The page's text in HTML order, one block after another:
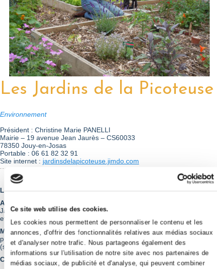
Ce site web utilise des cookies.
Les cookies nous permettent de personnaliser le contenu et les
annonces, d'offrir des fonctionnalités relatives aux médias sociaux
et d'analyser notre trafic. Nous partageons également des
informations sur l'utilisation de notre site avec nos partenaires de
médias sociaux, de publicité et d'analyse, qui peuvent combiner
Les Jardins de la Picoteuse
Environnement
Président : Christine Marie PANELLI
Mairie – 19 avenue Jean Jaurès – CS60033
78350 Jouy-en-Josas
Portable : 06 61 82 32 91
Site internet : jardinsdelapicoteuse.jimdo.com
Lieux d’activités :Jardins au centre-ville.
Activités proposées :
Jardinage collectif - échanges et partages de savoir-faire, de plantes
et de graines.
Manifestations annuelles :Forum des associations - Vide-jardin au
printemps et à l’automne - Visite des jardins - Ateliers à thèmes
(semis, bouturage, plantation).
Cotisation :
20 € par famille.